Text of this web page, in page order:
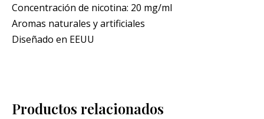
Concentración de nicotina: 20 mg/ml
Aromas naturales y artificiales
Diseñado en EEUU
Productos relacionados